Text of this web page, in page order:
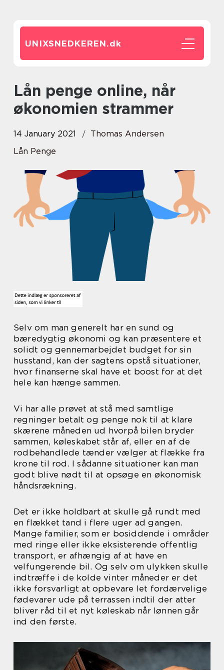
UNIXSNEDKEREN.dk
Lån penge online, når
økonomien strammer
14 January 2021
Thomas Andersen
Lån Penge
Selv om man generelt har en sund og
bæredygtig økonomi og kan præsentere et
solidt og gennemarbejdet budget for sin
husstand, kan der sagtens opstå situationer,
hvor finanserne skal have et boost for at det
hele kan hænge sammen.
Vi har alle prøvet at stå med samtlige
regninger betalt og penge nok til at klare
skærene måneden ud hvorpå bilen bryder
sammen, køleskabet står af, eller en af de
rodbehandlede tænder vælger at flække fra
krone til rod. I sådanne situationer kan man
godt blive nødt til at opsøge en økonomisk
håndsrækning.
Det er ikke holdbart at skulle gå rundt med
en flækket tand i flere uger ad gangen.
Mange familier, som er bosiddende i områder
med ringe eller ikke eksisterende offentlig
transport, er afhængig af at have en
velfungerende bil. Og selv om ulykken skulle
indtræffe i de kolde vinter måneder er det
ikke forsvarligt at opbevare let fordærvelige
fødevarer ude på terrassen indtil der atter
bliver råd til et nyt køleskab når lønnen går
ind den første.